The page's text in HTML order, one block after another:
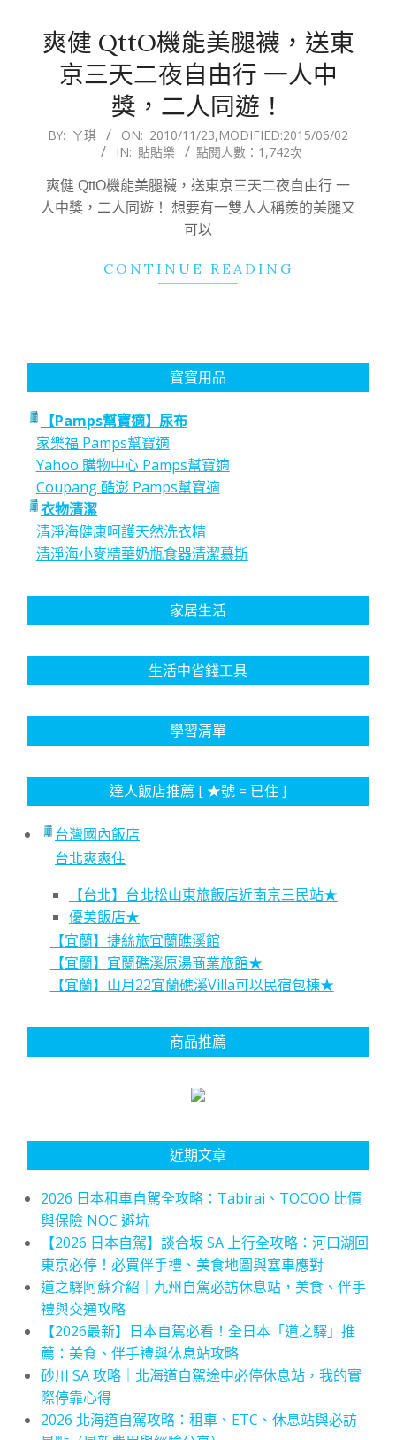
爽健 QttO機能美腿襪，送東
京三天二夜自由行 一人中
獎，二人同遊！
2010-
23
BY: ㄚ琪 ON: 2010/11/23,MODIFIED:2015/06/02
IN: 貼貼樂 點閱人數：1,742次
爽健 QttO機能美腿襪，送東京三天二夜自由行 一
人中獎，二人同遊！ 想要有一雙人人稱羨的美腿又
可以
CONTINUE READING
寶寶用品
【Pamps幫寶適】尿布
家樂福 Pamps幫寶適
Yahoo 購物中心 Pamps幫寶適
Coupang 酷澎 Pamps幫寶適
衣物清潔
清淨海健康呵護天然洗衣精
清淨海小麥精華奶瓶食器清潔慕斯
家居生活
生活中省錢工具
學習清單
達人飯店推薦 [ ★號 = 已住 ]
台灣國內飯店
台北爽爽住
【台北】台北松山東旅飯店近南京三民站★
優美飯店★
【宜蘭】捷絲旅宜蘭礁溪館
【宜蘭】宜蘭礁溪原湯商業旅館★
【宜蘭】山月22宜蘭礁溪Villa可以民宿包棟★
商品推薦
近期文章
2026 日本租車自駕全攻略：Tabirai、TOCOO 比價
與保險 NOC 避坑
【2026 日本自駕】談合坂 SA 上行全攻略：河口湖回
東京必停！必買伴手禮、美食地圖與塞車應對
道之驛阿蘇介紹｜九州自駕必訪休息站，美食、伴手
禮與交通攻略
【2026最新】日本自駕必看！全日本「道之驛」推
薦：美食、伴手禮與休息站攻略
砂川 SA 攻略｜北海道自駕途中必停休息站，我的實
際停靠心得
2026 北海道自駕攻略：租車、ETC、休息站與必訪